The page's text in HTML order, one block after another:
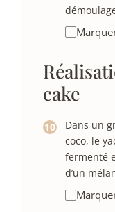
cake
Dans un
coco, le
fermenté
d’un